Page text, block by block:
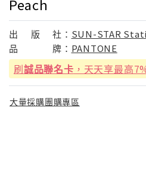
Peach
出 版 社： SUN-STAR
品
牌： PANTONE
刷誠品聯名卡 ，天天享最高
大量採購團購專區